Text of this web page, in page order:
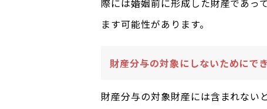
ます可能性があります。
財産分与の対象にしないためにで
財産分与の対象財産には含まれない